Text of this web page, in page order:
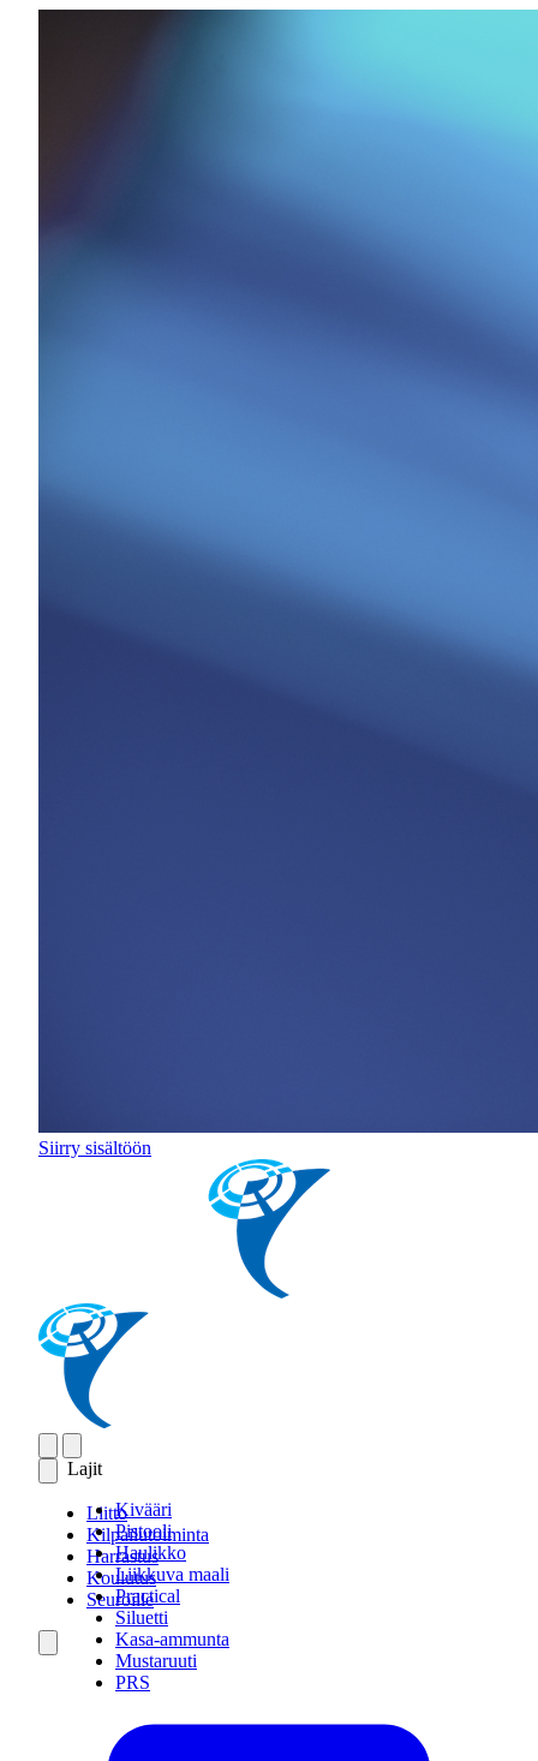
Siirry sisältöön
Lajit
Kivääri
Pistooli
Haulikko
Liikkuva maali
Practical
Siluetti
Kasa-ammunta
Mustaruuti
PRS
Liitto
Kilpailutoiminta
Harrastus
Koulutus
Seuroille